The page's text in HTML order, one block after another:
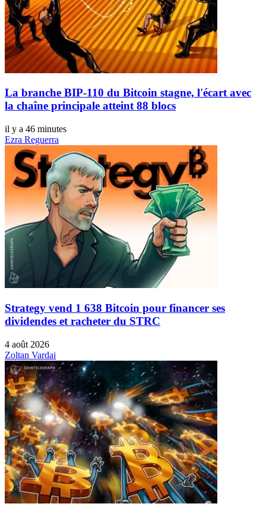
La branche BIP-110 du Bitcoin stagne, l'écart avec
la chaîne principale atteint 88 blocs
il y a 46 minutes
Ezra Reguerra
Strategy vend 1 638 Bitcoin pour financer ses
dividendes et racheter du STRC
4 août 2026
Zoltan Vardai